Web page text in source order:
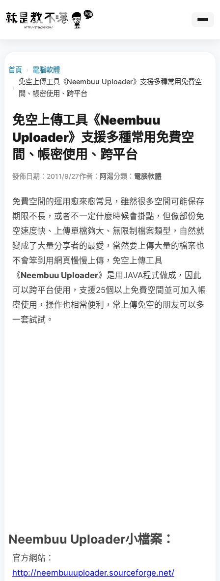
首頁 › 電腦軟體
›
免空上傳工具《Neembuu Uploader》支援多種常用免費空
間、帳密使用、跨平台
免空上傳工具《Neembuu
Uploader》支援多種常用免費空
間、帳密使用、跨平台
發佈日期：2011/9/27作者： 阿湯分類： 電腦軟體
免費空間的運用愈來愈常見，雖然很多空間可能保存
期限不長，或者不一定什麼時候會掛點，但像部份免
空速度快、上傳單檔夠大、無限制檔案類型，自然就
變成了大量分享者的最愛，當然要上傳大量的檔案也
不會笨到用網頁慢慢上傳，免空上傳工具
《Neembuu Uploader》是用JAVA程式做成，因此
可以跨平台使用，支援25個以上免費空間並可加入帳
密使用，操作也相當便利，常上傳免空的朋友可以多
一套試試。
Neembuu Uploader小檔案：
官方網站：
http://neembuuuploader.sourceforge.net/